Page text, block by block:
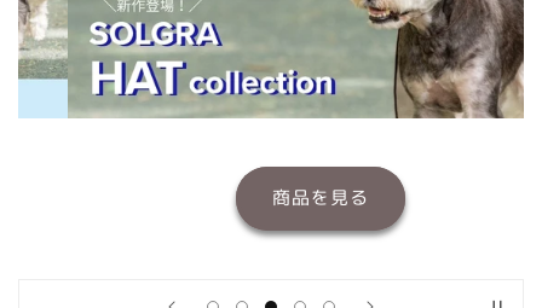
商品を見る